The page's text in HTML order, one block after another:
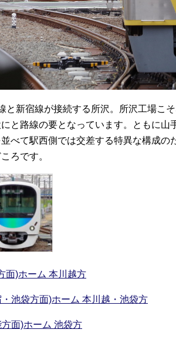
と新宿線が接続する所沢。所沢工場こ
と路線の要となっています。ともに山
べて駅西側では交差する特異な構成の
ろです。
面)ホーム 本川越方
池袋方面)ホーム 本川越・池袋方
面)ホーム 池袋方